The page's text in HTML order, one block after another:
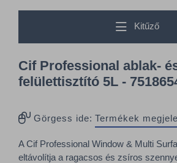
Kitűző
Cif Professional ablak-
felülettisztító 5L -
Görgess ide: Termékek
A Cif Professional Window & Multi
eltávolítja a ragacsos és zsíros